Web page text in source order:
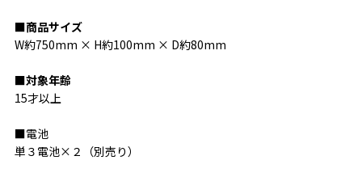
■商品サイズ
W約750mm × H約100mm × D約80mm
■対象年齢
15才以上
■電池
単３電池×２（別売り）